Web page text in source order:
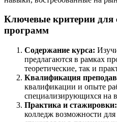
Ключевые критерии для
программ
Содержание курса:
предлагаются в рамках
теоретические, так и
Квалификация
квалификации и опыте
специализирующихся на
Практика и стажировки:
колледж возможности